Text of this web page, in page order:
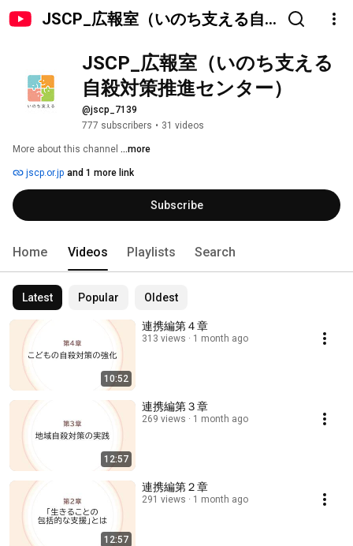
JSCP_広報室（いのち支える自
JSCP_広報室（いのち支える
自殺対策推進センター）
@jscp_7139
777 subscribers • 31 videos
More about this channel ...more
jscp.or.jp and 1 more link
Subscribe
Home Videos Playlists Search
Latest Popular Oldest
10:52
連携編第４章
313 views 1 month ago
12:57
連携編第３章
269 views 1 month ago
12:57
連携編第２章
291 views 1 month ago